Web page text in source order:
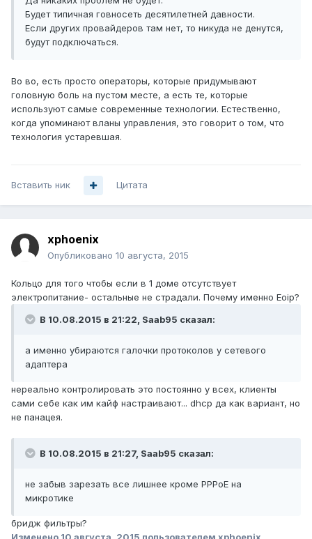
Будет типичная говносеть десятилетней давности.
Если других провайдеров там нет, то никуда не денутся,
будут подключаться.
Во во, есть просто операторы, которые придумывают
головную боль на пустом месте, а есть те, которые
используют самые современные технологии. Естественно,
когда упоминают вланы управления, это говорит о том, что
технология устаревшая.
Вставить ник Цитата
xphoenix
Опубликовано 10 августа, 2015
Кольцо для того чтобы если в 1 доме отсутствует
электропитание- остальные не страдали. Почему именно Eoip?
В 10.08.2015 в 21:22, Saab95 сказал:
а именно убираются галочки протоколов у сетевого
адаптера
нереально контролировать это постоянно у всех, клиенты
сами себе как им кайф настраивают... dhcp да как вариант, но
не панацея.
В 10.08.2015 в 21:27, Saab95 сказал:
не забыв зарезать все лишнее кроме PPPoE на
микротике
бридж фильтры?